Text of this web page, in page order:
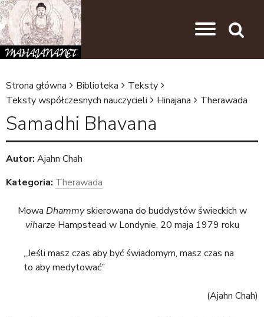
J
e
s
t
e
Strona główna Biblioteka
Teksty
Teksty współczesnych nauczycieli
Hinajana Therawada
Samadhi Bhavana
Autor: Ajahn Chah
Kategoria: Therawada
Mowa Dhammyskierowana do buddystów świeckich w
viharze Hampstead w Londynie, 20 maja 1979 roku
„Jeśli masz czas aby być świadomym, masz czas na
to aby medytować”
(Ajahn Chah)